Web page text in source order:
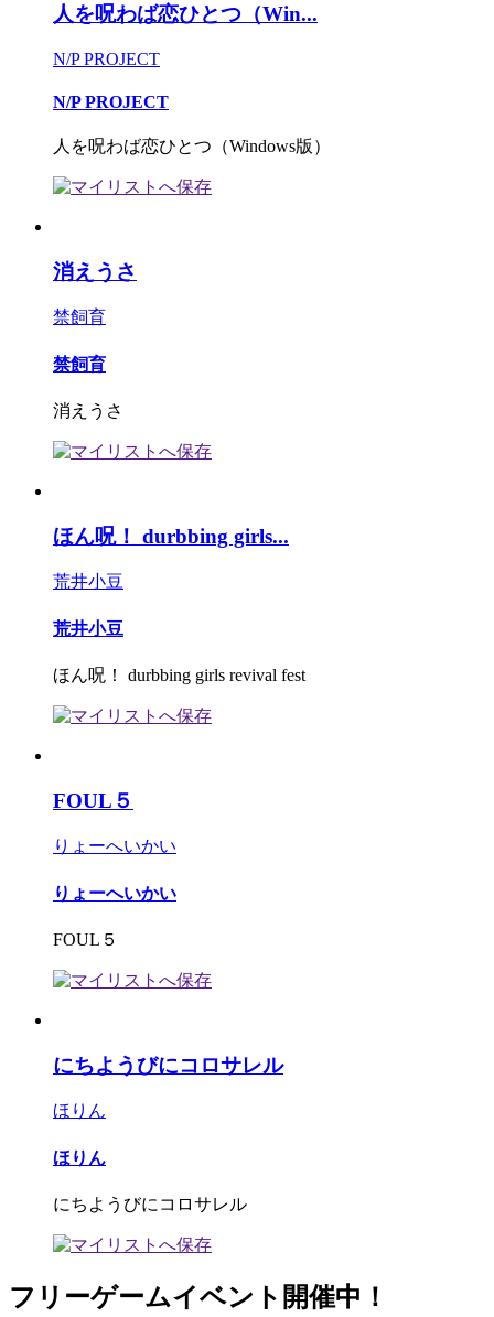
人を呪わば恋ひとつ（Win...
N/P PROJECT
N/P PROJECT
人を呪わば恋ひとつ（Windows版）
消えうさ
禁飼育
禁飼育
消えうさ
ほん呪！ durbbing girls...
荒井小豆
荒井小豆
ほん呪！ durbbing girls revival fest
FOUL５
りょーへいかい
りょーへいかい
FOUL５
にちようびにコロサレル
ほりん
ほりん
にちようびにコロサレル
フリーゲームイベント開催中！